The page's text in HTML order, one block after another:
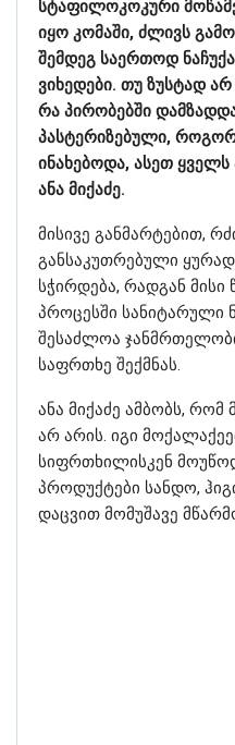
სტაფილოკოკური
იყო კომაში, ძლივს
შემდეგ საერთოდ
ვიხედები. თუ ზუსტად
რა პირობებში
პასტერიზებული,
ინახებოდა, ასეთ ყველს
ანა მიქაძე.
მისივე განმარტებით,
განსაკუთრებული
სჭირდება, რადგან მისი
პროცესში სანიტარული
შესაძლოა
საფრთხე შექმნას.
ანა მიქაძე ამბობს, რომ
არ არის. იგი
სიფრთხილისკენ
პროდუქტები სანდო,
დაცვით მომუშავე